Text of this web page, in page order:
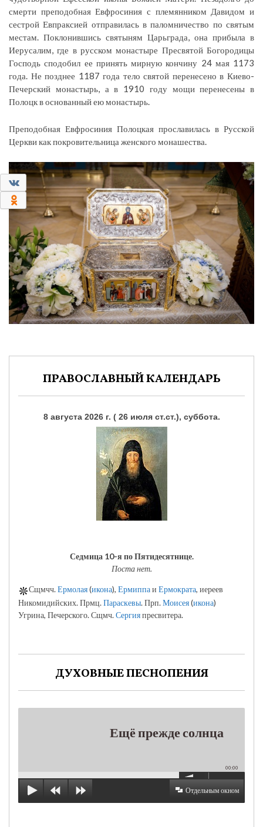
0
0
смерти преподобная Евфросиния с племянником Давидом и
сестрой Евпраксией отправилась в паломничество по святым
местам. Поклонившись святыням Царьграда, она прибыла в
Иерусалим, где в русском монастыре Пресвятой Богородицы
Господь сподобил ее принять мирную кончину 24 мая 1173
года. Не позднее 1187 года тело святой перенесено в Киево-
Печерский монастырь, а в 1910 году мощи перенесены в
Полоцк в основанный ею монастырь.
Преподобная Евфросиния Полоцкая прославилась в Русской
Церкви как покровительница женского монашества.
ПРАВОСЛАВНЫЙ КАЛЕНДАРЬ
8 августа 2026 г. ( 26 июля ст.ст.), суббота.
Седмица 10-я по Пятидесятнице.
Поста нет.
Сщмчч.Ермолая(икона), Ермиппаи Ермократа, иереев
Никомидийских. Прмц.Параскевы. Прп.Моисея(икона)
Угрина, Печерского. Сщмч.Сергияпресвитера.
ДУХОВНЫЕ ПЕСНОПЕНИЯ
Ещё прежде солнца
00:00
Отдельным окном